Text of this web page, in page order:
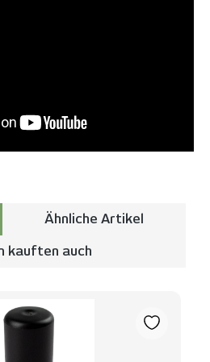
Ähnliche Artikel
kauften auch